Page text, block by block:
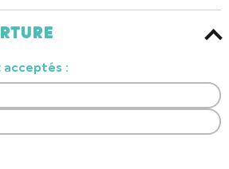
acceptés :